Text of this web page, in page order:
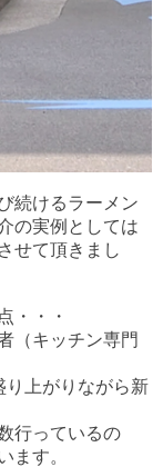
続けるラーメン
の実例としては
せて頂きまし
・・・
（キッチン専門
り上がりながら新
行っているの
ます。